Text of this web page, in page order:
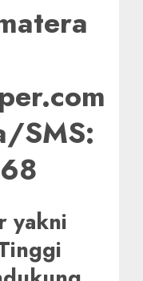
SMS:
yakni